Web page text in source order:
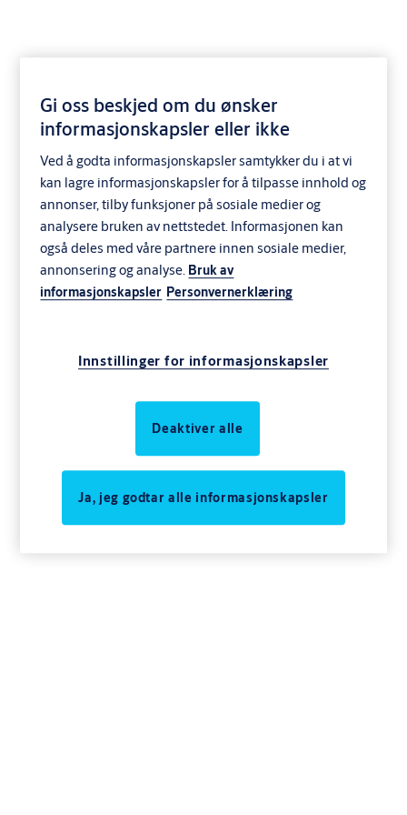
Gi oss beskjed om du ønsker
informasjonskapsler eller ikke
Ved å godta informasjonskapsler samtykker du i at vi
kan lagre informasjonskapsler for å tilpasse innhold og
annonser, tilby funksjoner på sosiale medier og
analysere bruken av nettstedet. Informasjonen kan
også deles med våre partnere innen sosiale medier,
annonsering og analyse. Bruk av
informasjonskapsler Personvernerklæring
Innstillinger for informasjonskapsler
Deaktiver alle
Ja, jeg godtar alle informasjonskapsler